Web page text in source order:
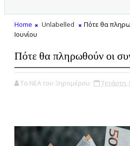
Home Unlabelled
Πότε θα
Ιουνίου
Πότε θα πληρωθούν οι
Τα ΝΕΑ του Ξηρομέρου Τετάρτη,